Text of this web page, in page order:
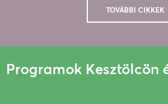
TOVÁBBI CIKKEK
Programok Kesztölcön